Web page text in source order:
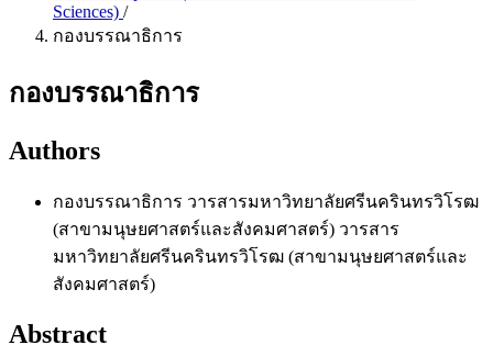
Sciences) /
กองบรรณาธิการ
กองบรรณาธิการ
Authors
กองบรรณาธิการ วารสารมหาวิทยาลัยศรีนครินทรวิโรฒ
(สาขามนุษยศาสตร์และสังคมศาสตร์) วารสาร
มหาวิทยาลัยศรีนครินทรวิโรฒ (สาขามนุษยศาสตร์และ
สังคมศาสตร์)
Abstract